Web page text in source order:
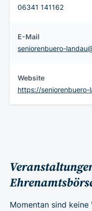
06341 141162
E-Mail
seniorenbuero-
Website
https://seniorenbuero-
Momentan sind